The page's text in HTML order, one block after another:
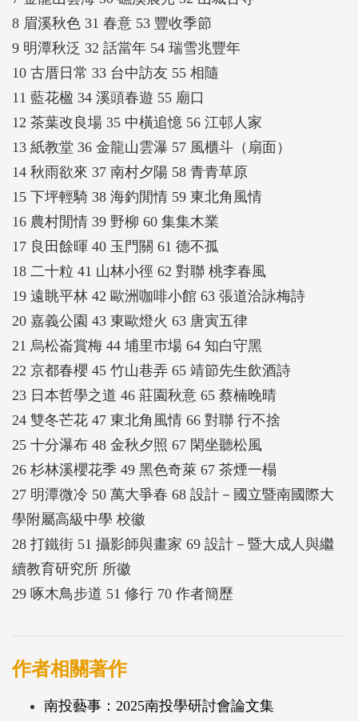
8 眉溪秋色 31 春意 53 豐收季節
9 明潭秋泛 32 話當年 54 瑞雪兆豐年
10 古厝日常 33 台中訪友 55 相隨
11 藍花楹 34 溪頭春遊 55 廟口
12 茶葉改良場 35 中橫追憶 56 江邨人家
13 紙教堂 36 金龍山雲瀑 57 風櫃斗（扇面）
14 秋雨欲來 37 南村夕陽 58 青青草原
15 下坪輕騎 38 海釣閒情 59 東北角風情
16 農村閒情 39 野柳 60 集集木業
17 良田餘暉 40 玉門關 61 德不孤
18 二十粒 41 山林小徑 62 對聯 桃李春風
19 遠眺平林 42 歐洲咖啡小館 63 張道洽詠梅詩
20 嘉義公園 43 東歐燈火 63 唐寅五律
21 烏松崙賞梅 44 埔里巿場 64 知白守黑
22 京都春櫻 45 竹山巷弄 65 靖節先生飲酒詩
23 日本哲學之道 46 莊園秋意 65 蔡楠晚晴
24 雙冬芒花 47 東北角風情 66 對聯 行不捨
25 十分瀑布 48 金秋夕照 67 閑坐聽松風
26 杉林溪櫻花季 49 黑色奇萊 67 茶煙一榻
27 明潭微冷 50 萬大爭春 68 設計－國立暨南國際大
學附屬高級中學 校徽
28 打鐵街 51 攝影師與畫家 69 設計－暨大成人與繼
續教育研究所 所徽
29 啄木鳥步道 51 修行 70 作者簡歷
作者相關著作
南投藝事：2025南投學研討會論文集